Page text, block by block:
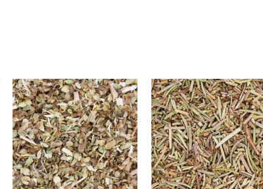
Ce
produit
a
plusieurs
variations.
Les